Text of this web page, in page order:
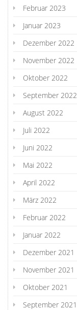
Februar 2023
Januar 2023
Dezember 2022
November 2022
Oktober 2022
September 2022
August 2022
Juli 2022
Juni 2022
Mai 2022
April 2022
März 2022
Februar 2022
Januar 2022
Dezember 2021
November 2021
Oktober 2021
September 2021